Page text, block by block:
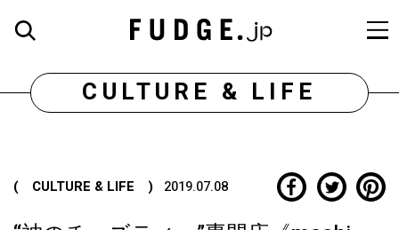
CULTURE & LIFE
( CULTURE & LIFE ) 2019.07.08